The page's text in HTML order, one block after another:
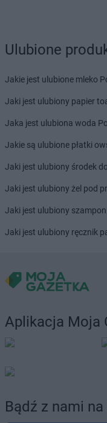
Ulubione
Jakie jest ulubione mleko
Jaki jest ulubiony papier
Jaka jest ulubiona woda
Jakie są ulubione płatki
Jaki jest ulubiony środek
Jaki jest ulubiony żel pod
Jaki jest ulubiony
Jaki jest ulubiony ręcznik
Aplikacja Moja
Bądź z nami